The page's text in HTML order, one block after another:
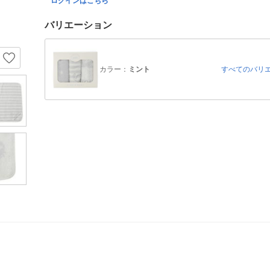
バリエーション
カラー： ミント すべてのバリ